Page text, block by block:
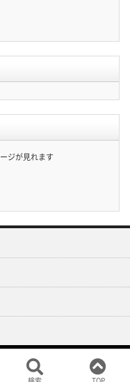
ジが見れます